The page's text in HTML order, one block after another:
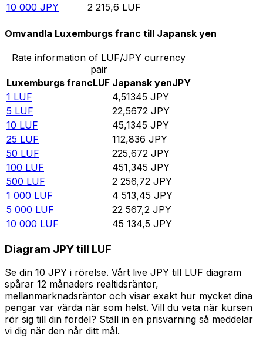
10 000 JPY 2 215,6 LUF
Omvandla Luxemburgs franc till Japansk yen
Rate information of LUF/JPY currency
pair
Luxemburgs francLUF Japansk yenJPY
1 LUF 4,51345 JPY
5 LUF 22,5672 JPY
10 LUF 45,1345 JPY
25 LUF 112,836 JPY
50 LUF 225,672 JPY
100 LUF 451,345 JPY
500 LUF 2 256,72 JPY
1 000 LUF 4 513,45 JPY
5 000 LUF 22 567,2 JPY
10 000 LUF 45 134,5 JPY
Diagram JPY till LUF
Se din 10 JPY i rörelse. Vårt live JPY till LUF diagram
spårar 12 månaders realtidsräntor,
mellanmarknadsräntor och visar exakt hur mycket dina
pengar var värda när som helst. Vill du veta när kursen
rör sig till din fördel? Ställ in en prisvarning så meddelar
vi dig när den når ditt mål.